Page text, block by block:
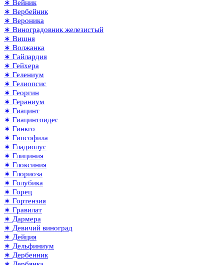
∗ Вейник
∗ Вербейник
∗ Вероника
∗ Виноградовник железистый
∗ Вишня
∗ Волжанка
∗ Гайлардия
∗ Гейхера
∗ Гелениум
∗ Гелиопсис
∗ Георгин
∗ Гераниум
∗ Гиацинт
∗ Гиацинтоидес
∗ Гинкго
∗ Гипсофила
∗ Гладиолус
∗ Глициния
∗ Глоксиния
∗ Глориоза
∗ Голубика
∗ Горец
∗ Гортензия
∗ Гравилат
∗ Дармера
∗ Девичий виноград
∗ Дейция
∗ Дельфиниум
∗ Дербенник